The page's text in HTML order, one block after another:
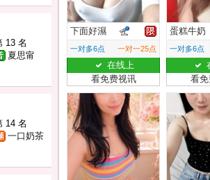
13 名
夏思甯
14 名
一口奶茶
下面好濕
一对多6点 一对一25点
在线上
看免费视讯
蛋糕牛奶
一对多6点
看